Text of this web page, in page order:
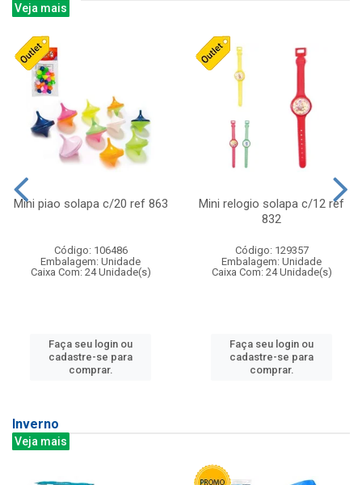
Veja mais
Mini piao solapa c/20 ref 863
Código: 106486
Embalagem: Unidade
Caixa Com: 24 Unidade(s)
Faça seu login ou
cadastre-se para
comprar.
Mini relogio solapa c/12 ref
832
Código: 129357
Embalagem: Unidade
Caixa Com: 24 Unidade(s)
Faça seu login ou
cadastre-se para
comprar.
Inverno
Veja mais